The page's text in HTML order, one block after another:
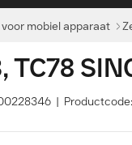
mobiel apparaat
TC78
|